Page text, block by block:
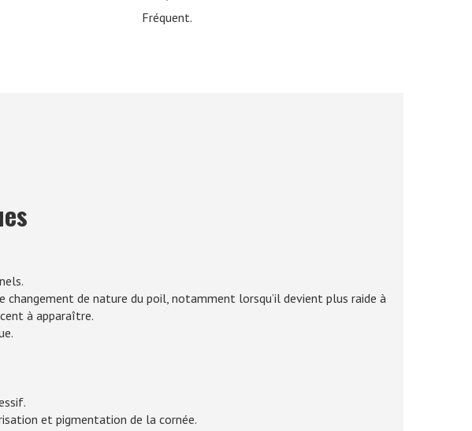
Fréquent.
changement de nature du poil, notamment lorsqu’il devient plus raide à
à apparaître.
et pigmentation de la cornée.